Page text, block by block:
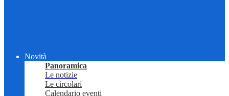
Novità
Panoramica
Le notizie
Le circolari
Calendario eventi